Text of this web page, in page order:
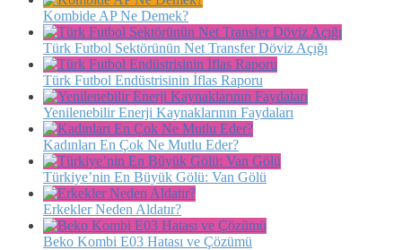
Kombide AP Ne Demek?
Türk Futbol Sektörünün Net Transfer Döviz Açığı
Türk Futbol Endüstrisinin İflas Raporu
Yenilenebilir Enerji Kaynaklarının Faydaları
Kadınları En Çok Ne Mutlu Eder?
Türkiye’nin En Büyük Gölü: Van Gölü
Erkekler Neden Aldatır?
Beko Kombi E03 Hatası ve Çözümü